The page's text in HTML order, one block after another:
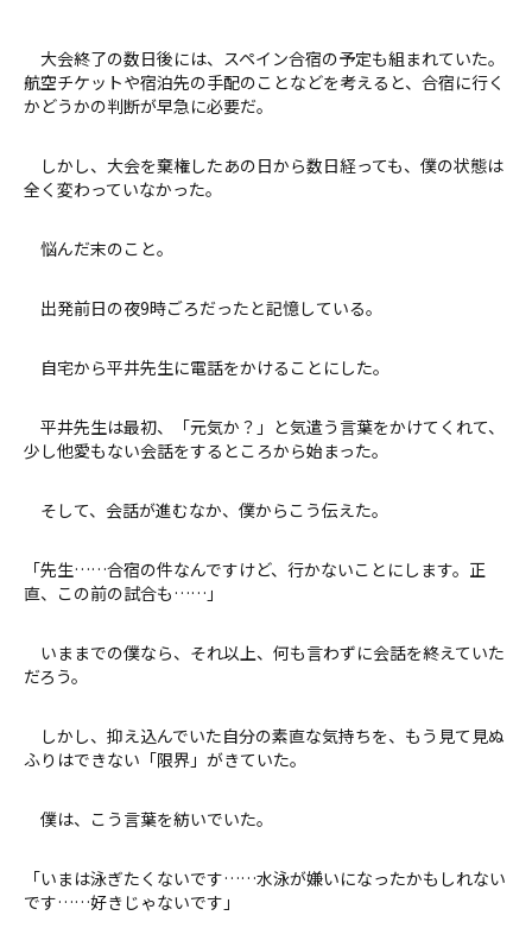
大会終了の数日後には、スペイン合宿の予定も組まれていた。
航空チケットや宿泊先の手配のことなどを考えると、合宿に行く
かどうかの判断が早急に必要だ。
しかし、大会を棄権したあの日から数日経っても、僕の状態は
全く変わっていなかった。
悩んだ末のこと。
出発前日の夜9時ごろだったと記憶している。
自宅から平井先生に電話をかけることにした。
平井先生は最初、「元気か？」と気遣う言葉をかけてくれて、
少し他愛もない会話をするところから始まった。
そして、会話が進むなか、僕からこう伝えた。
「先生……合宿の件なんですけど、行かないことにします。正
直、この前の試合も……」
いままでの僕なら、それ以上、何も言わずに会話を終えていた
だろう。
しかし、抑え込んでいた自分の素直な気持ちを、もう見て見ぬ
ふりはできない「限界」がきていた。
僕は、こう言葉を紡いでいた。
「いまは泳ぎたくないです……水泳が嫌いになったかもしれない
です……好きじゃないです」